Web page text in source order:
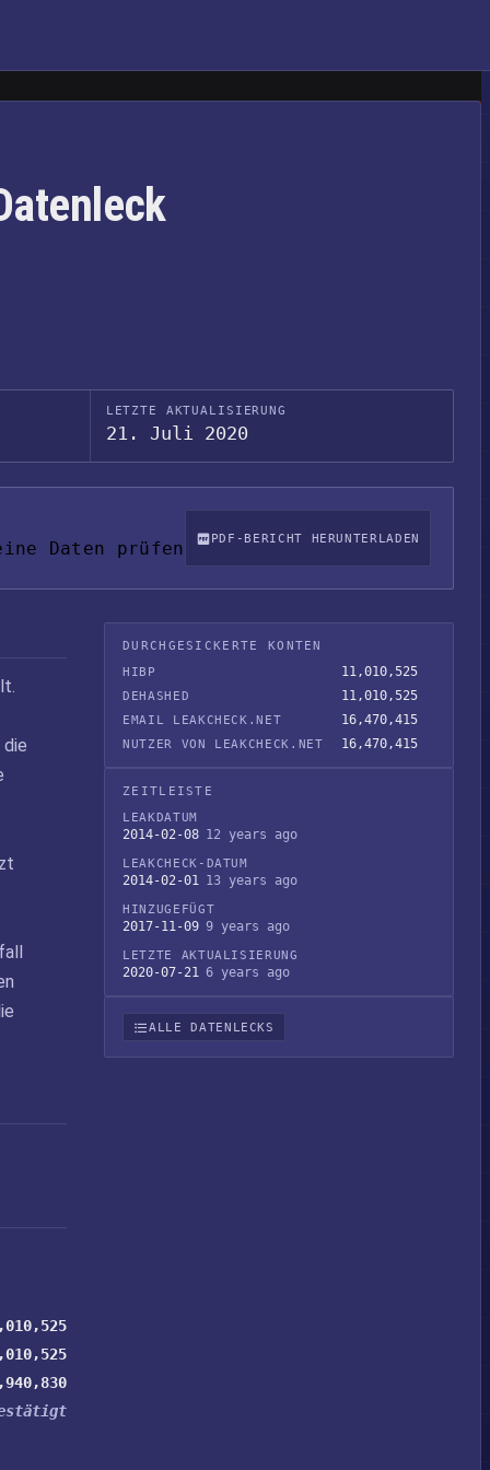
LETZTE AKTUALISIERUNG
21. Juli 2020
Daten prüfen PDF-BERICHT HERUNTERLADEN
DURCHGESICKERTE KONTEN
HIBP
11,010,525
DEHASHED 11,010,525
EMAIL LEAKCHECK.NET 16,470,415
NUTZER VON LEAKCHECK.NET 16,470,415
ZEITLEISTE
LEAKDATUM
2014-02-08 12 years ago
LEAKCHECK-DATUM
2014-02-01 13 years ago
HINZUGEFÜGT
2017-11-09 9 years ago
LETZTE AKTUALISIERUNG
2020-07-21 6 years ago
ALLE DATENLECKS